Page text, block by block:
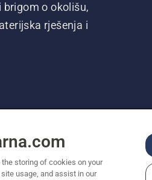
brigom o okolišu,
rješenja i
the storing of cookies on your
usage, and assist in our